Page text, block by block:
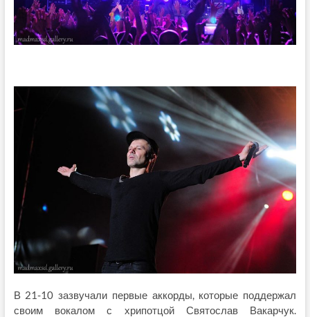
В 21-10 зазвучали первые аккорды, которые поддержал
своим вокалом с хрипотцой Святослав Вакарчук.